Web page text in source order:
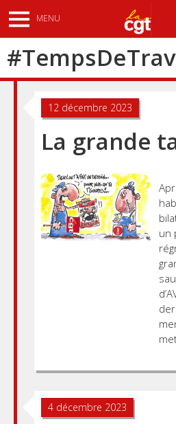
au
contenu
principal
MENU
#Temps De
12 décembre 2023
La grande
un
4 décembre 2023